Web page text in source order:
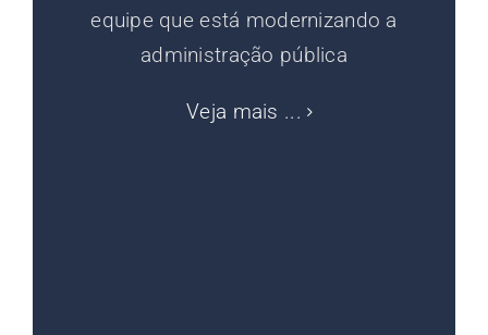
equipe que está modernizando a
administração pública
Veja mais ...